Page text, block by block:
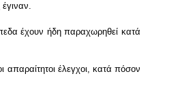
έχουν ήδη παραχωρηθεί κατά
απαραίτητοι έλεγχοι, κατά πόσον